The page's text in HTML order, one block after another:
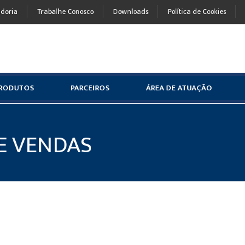
Trabalhe Conosco Downloads Política de Cookies
PARCEIROS ÁREA DE ATUAÇÃO
VENDAS